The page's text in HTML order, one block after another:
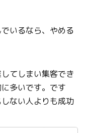
いるなら、やめる
てしまい集客でき
多いです。です
ない人よりも成功